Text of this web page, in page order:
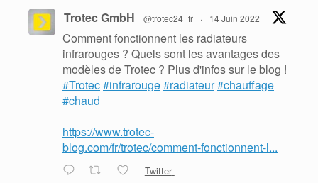
Trotec GmbH @trotec24_fr · 14 Juin 2022
Comment fonctionnent les radiateurs
infrarouges ? Quels sont les avantages des
modèles de Trotec ? Plus d'infos sur le blog !
#Trotec#infrarouge#radiateur#chauffage
#chaud
https://www.trotec-
blog.com/fr/trotec/comment-fonctionnent-l...
Twitter